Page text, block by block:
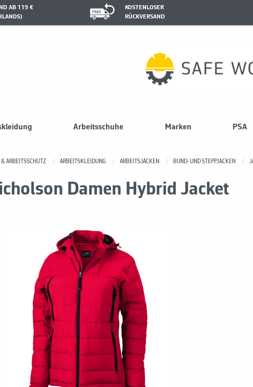
AB 119 €
KOSTENLOSER
RÜCKVERSAND
Arbeitsschuhe Marken PSA
ARBEITSSCHUTZ ARBEITSKLEIDUNG ARBEITSJACKEN BUND- UND STEPPJACKEN
Damen Hybrid Jacket